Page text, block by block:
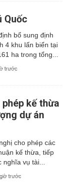
Quốc
bổ sung định
4 khu lấn biển tại
ha trong tổng...
trước
kế thừa
dự án
cho phép các
kế thừa, tiếp
vụ tài...
trước